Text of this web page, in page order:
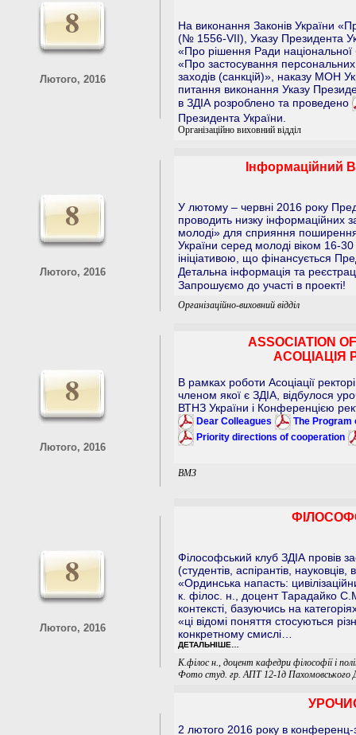
8
Лютого, 2016
На виконання Законів України
(№ 1556-VII), Указу Президента
«Про рішення Ради національної
«Про застосування
заходів (санкцій)», наказу МОН
питання виконання Указу
в ЗДІА розроблено та проведено
Президента України.
Організаційно виховний відділ
8
Лютого, 2016
Інформаційний
У лютому – червні 2016 року
проводить низку інформаційних
молоді» для сприяння
України серед молоді віком 16-
ініціативою, що фінансується
Детальна інформація та
Запрошуємо до участі в проекті!
Організаційно-виховний відділ
8
Лютого, 2016
ASSOCIATION
АСОЦІАЦІЯ
В рамках роботи Асоціації
членом якої є ЗДІА, відбулося
ВТНЗ України і Конференцією
Dear Colleagues
The Program
Priority directions of cooperation
ВМЗ
8
Лютого, 2016
Філософський клуб ЗДІА провів
(студентів, аспірантів,
«Ординська напасть:
к. філос. н., доцент Тарадайко
контексті, базуючись на
«ці відомі поняття стосуються
конкретному смислі…
ДЕТАЛЬНІШЕ…
К.філос н., доцент кафедри філософії і
Фото студ. гр. АПТ 12-1д Пахомовського
2 лютого 2016 року в конференц-